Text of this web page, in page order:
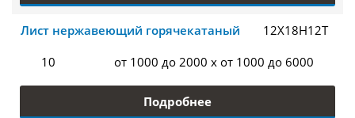
Лист нержавеющий горячекатаный
12Х18Н12Т
10
от 1000 до 2000 x от 1000 до 6000
Подробнее